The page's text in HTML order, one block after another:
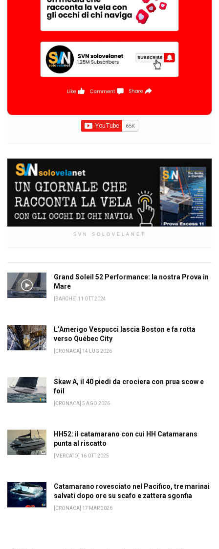
SVN SOLOVELANET
Grand Soleil 52 Performance: la nostra Prova in
Mare
[BARCHE] 11 OTT 2024
L’Amerigo Vespucci lascia Boston e fa rotta
verso Québec City
[CRONACA] 14 LUG 2026
Skaw A, il 40 piedi da crociera con prua scow e
foil
[CRONACA] 5 AGO 2026
HH52: il catamarano con cui HH Catamarans
punta al riscatto
[MERCATO] 16 OTT 2025
Catamarano rovesciato nel Pacifico, tre marinai
salvati dopo ore su scafo e zattera sgonfia
[CRONACA] 17 MAR 2026